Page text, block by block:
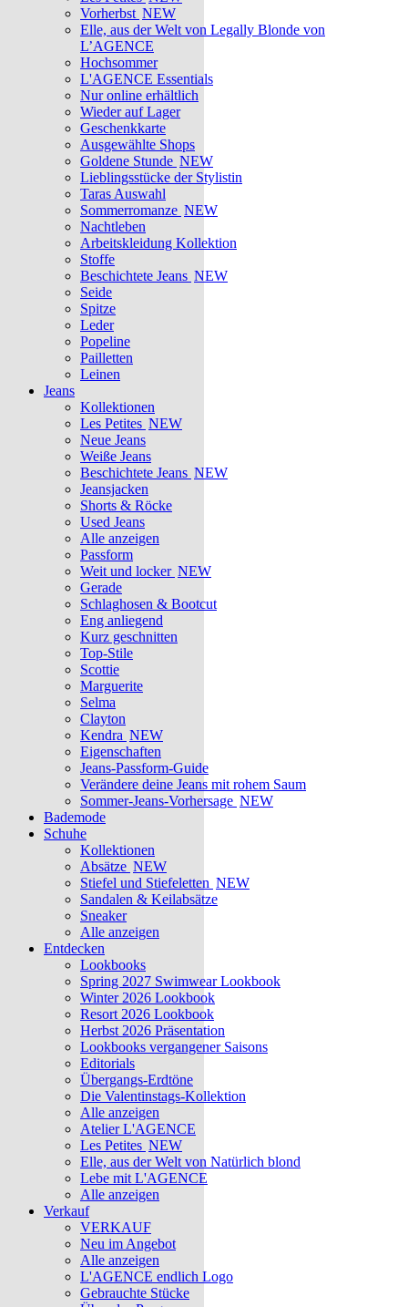
Vorherbst NEW
Elle, aus der Welt von Legally Blonde von
L’AGENCE
Hochsommer
L'AGENCE Essentials
Nur online erhältlich
Wieder auf Lager
Geschenkkarte
Ausgewählte Shops
Goldene Stunde NEW
Lieblingsstücke der Stylistin
Taras Auswahl
Sommerromanze NEW
Nachtleben
Arbeitskleidung Kollektion
Stoffe
Beschichtete Jeans NEW
Seide
Spitze
Leder
Popeline
Pailletten
Leinen
Jeans
Kollektionen
Les Petites NEW
Neue Jeans
Weiße Jeans
Beschichtete Jeans NEW
Jeansjacken
Shorts & Röcke
Used Jeans
Alle anzeigen
Passform
Weit und locker NEW
Gerade
Schlaghosen & Bootcut
Eng anliegend
Kurz geschnitten
Top-Stile
Scottie
Marguerite
Selma
Clayton
Kendra NEW
Eigenschaften
Jeans-Passform-Guide
Verändere deine Jeans mit rohem Saum
Sommer-Jeans-Vorhersage NEW
Bademode
Schuhe
Kollektionen
Absätze NEW
Stiefel und Stiefeletten NEW
Sandalen & Keilabsätze
Sneaker
Alle anzeigen
Entdecken
Lookbooks
Spring 2027 Swimwear Lookbook
Winter 2026 Lookbook
Resort 2026 Lookbook
Herbst 2026 Präsentation
Lookbooks vergangener Saisons
Editorials
Übergangs-Erdtöne
Die Valentinstags-Kollektion
Alle anzeigen
Atelier L'AGENCE
Les Petites NEW
Elle, aus der Welt von Natürlich blond
Lebe mit L'AGENCE
Alle anzeigen
Verkauf
VERKAUF
Neu im Angebot
Alle anzeigen
L'AGENCE endlich Logo
Gebrauchte Stücke